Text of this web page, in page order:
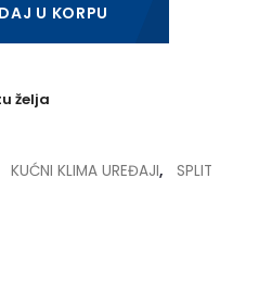
U KORPU
želja
KUĆNI KLIMA UREĐAJI,
SPLIT